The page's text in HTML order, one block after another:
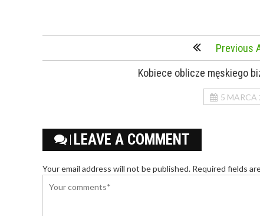
Previous
Kobiece oblicze męskiego
5 MARCA
LEAVE A COMMENT
Your email address will not be published. Required fields